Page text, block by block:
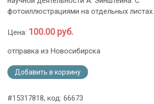
фотоиллюстрациями на отдельных листах.
Цена: 100.00 руб.
отправка из Новосибирска
Добавить в корзину
#15317818, код: 66673